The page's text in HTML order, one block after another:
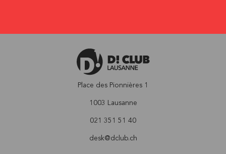
Place des Pionnières 1
1003 Lausanne
021 351 51 40
desk@dclub.ch